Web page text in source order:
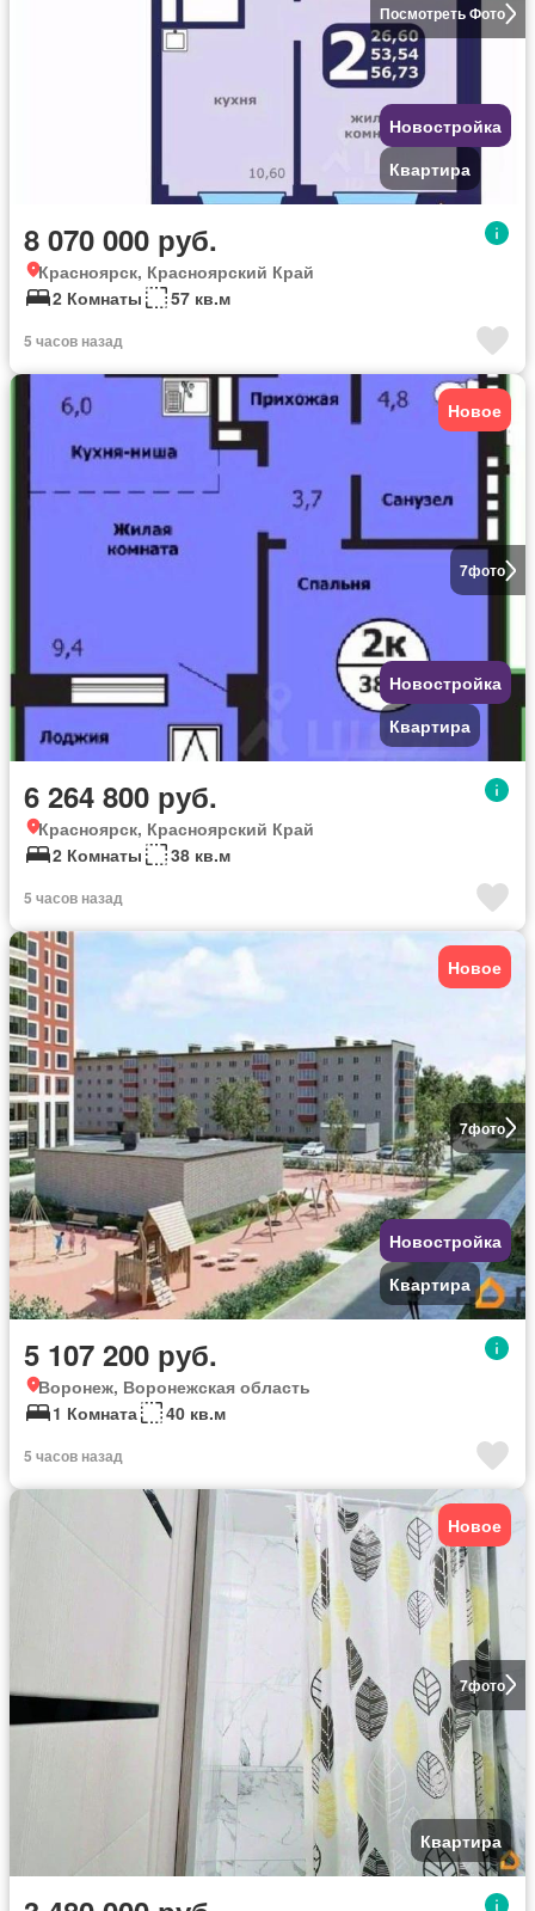
Посмотреть Фото
Новостройка
Квартира
8 070 000 руб.
Красноярск, Красноярский Край
2 Комнаты
57 кв.м
5 часов назад
7фото
Новое
Новостройка
Квартира
6 264 800 руб.
Красноярск, Красноярский Край
2 Комнаты
38 кв.м
5 часов назад
7фото
Новое
Новостройка
Квартира
5 107 200 руб.
Воронеж, Воронежская область
1 Комната
40 кв.м
5 часов назад
7фото
Новое
Квартира